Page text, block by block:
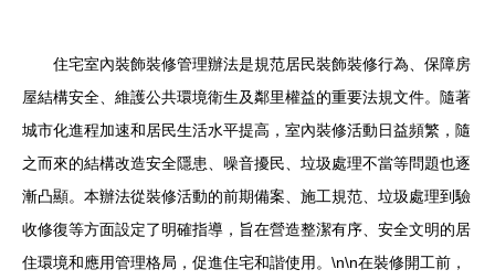
住宅室內裝飾裝修管理辦法是規范居民裝飾裝修行為、保障房
屋結構安全、維護公共環境衛生及鄰里權益的重要法規文件。隨著
城市化進程加速和居民生活水平提高，室內裝修活動日益頻繁，隨
之而來的結構改造安全隱患、噪音擾民、垃圾處理不當等問題也逐
漸凸顯。本辦法從裝修活動的前期備案、施工規范、垃圾處理到驗
收修復等方面設定了明確指導，旨在營造整潔有序、安全文明的居
住環境和應用管理格局，促進住宅和諧使用。\n\n在裝修開工前，